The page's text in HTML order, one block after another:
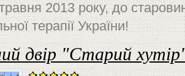
2013 року, до
терапії України!
двір "Старий